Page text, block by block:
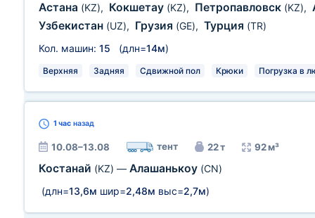
Астана (KZ), Кокшетау (KZ), Петропавловск (KZ),
Узбекистан (UZ), Грузия (GE), Турция (TR)
Кол. машин: 15 (длн=14м)
Верхняя Задняя Сдвижной пол Крюки Погрузка в
1 час назад
10.08–13.08 тент 22 т 92 м³
Костанай (KZ) — Алашанькоу (CN)
(длн=13,6м шир=2,48м выс=2,7м)